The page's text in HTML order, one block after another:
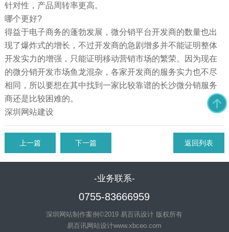
针对性，产品周转率更高。
哪个更好?
得益于电子商务的蓬勃发展，微分销平台开发商的数量也出
现了爆炸式的增长，不过开发商的急剧增多并不能证明整体
开发实力的增强，只能证明移动营销市场的繁荣。因为现在
的微分销开发市场鱼龙混杂，各家开发商的服务实力也不尽
相同，所以要想在其中找到一家比较靠谱的长沙微分销服务
商还是比较困难的。
深圳网站建设
上一篇 下一篇 返回列表
-业务联系-
0755-83666959
深圳网站制作案例©2019 易百讯设计 版权所有
易百讯网站设计www.xbceo.com